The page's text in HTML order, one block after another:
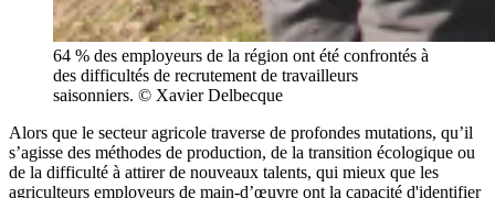
64 % des employeurs de la région ont été confrontés à
des difficultés de recrutement de travailleurs
saisonniers. © Xavier Delbecque
Alors que le secteur agricole traverse de profondes mutations, qu’il
s’agisse des méthodes de production, de la transition écologique ou
de la difficulté à attirer de nouveaux talents, qui mieux que les
agriculteurs employeurs de main-d’œuvre ont la capacité d'identifier